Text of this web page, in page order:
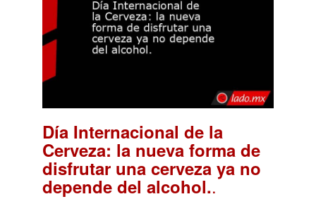
Día Internacional de la
Cerveza: la nueva forma de
disfrutar una cerveza ya no
depende del alcohol..